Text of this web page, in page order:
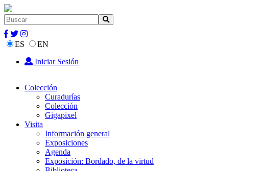
ES
EN
Iniciar Sesión
Colección
Curadurías
Colección
Gigapixel
Visita
Información general
Exposiciones
Agenda
Exposición: Bordado, de la virtud